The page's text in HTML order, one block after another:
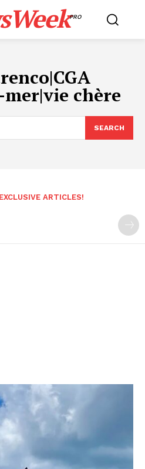
PRO
chère
SEARCH
ARTICLES!